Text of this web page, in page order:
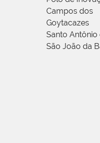
Campos dos
Goytacazes
Santo Antônio
São João da